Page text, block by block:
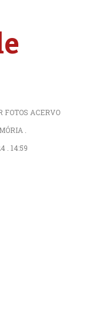
FOTOS ACERVO
.
. 14:59